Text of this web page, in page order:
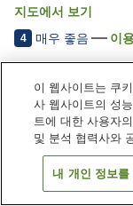
지도에서 보기
4 매우 좋음 이
숙소 편의 시설/서
주차장
이 웹사이트는 쿠
사 웹사이트의 성
트에 대한 사용자
및 분석 협력사와
내 개인 정보